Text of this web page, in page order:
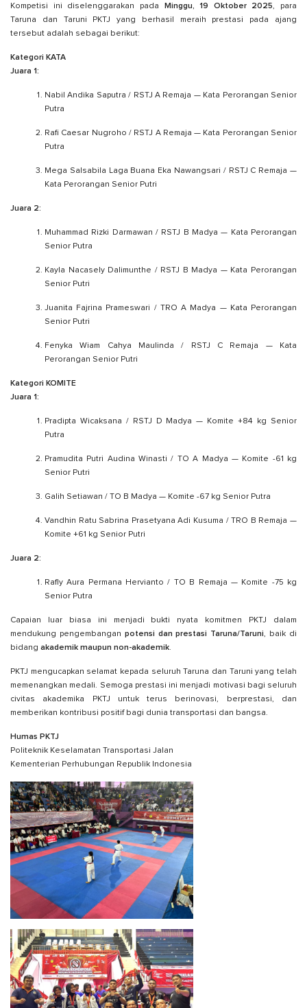
Kompetisi ini diselenggarakan pada Minggu, 19 Oktober 2025, para
Taruna dan Taruni PKTJ yang berhasil meraih prestasi pada ajang
tersebut adalah sebagai berikut:
Kategori KATA
Juara 1:
Nabil Andika Saputra / RSTJ A Remaja — Kata Perorangan Senior
Putra
Rafi Caesar Nugroho / RSTJ A Remaja — Kata Perorangan Senior
Putra
Mega Salsabila Laga Buana Eka Nawangsari / RSTJ C Remaja —
Kata Perorangan Senior Putri
Juara 2:
Muhammad Rizki Darmawan / RSTJ B Madya — Kata Perorangan
Senior Putra
Kayla Nacasely Dalimunthe / RSTJ B Madya — Kata Perorangan
Senior Putri
Juanita Fajrina Prameswari / TRO A Madya — Kata Perorangan
Senior Putri
Fenyka Wiam Cahya Maulinda / RSTJ C Remaja — Kata
Perorangan Senior Putri
Kategori KOMITE
Juara 1:
Pradipta Wicaksana / RSTJ D Madya — Komite +84 kg Senior
Putra
Pramudita Putri Audina Winasti / TO A Madya — Komite -61 kg
Senior Putri
Galih Setiawan / TO B Madya — Komite -67 kg Senior Putra
Vandhin Ratu Sabrina Prasetyana Adi Kusuma / TRO B Remaja —
Komite +61 kg Senior Putri
Juara 2:
Rafly Aura Permana Hervianto / TO B Remaja — Komite -75 kg
Senior Putra
Capaian luar biasa ini menjadi bukti nyata komitmen PKTJ dalam
mendukung pengembangan potensi dan prestasi Taruna/Taruni, baik di
bidang akademik maupun non-akademik.
PKTJ mengucapkan selamat kepada seluruh Taruna dan Taruni yang telah
memenangkan medali. Semoga prestasi ini menjadi motivasi bagi seluruh
civitas akademika PKTJ untuk terus berinovasi, berprestasi, dan
memberikan kontribusi positif bagi dunia transportasi dan bangsa.
Humas PKTJ
Politeknik Keselamatan Transportasi Jalan
Kementerian Perhubungan Republik Indonesia